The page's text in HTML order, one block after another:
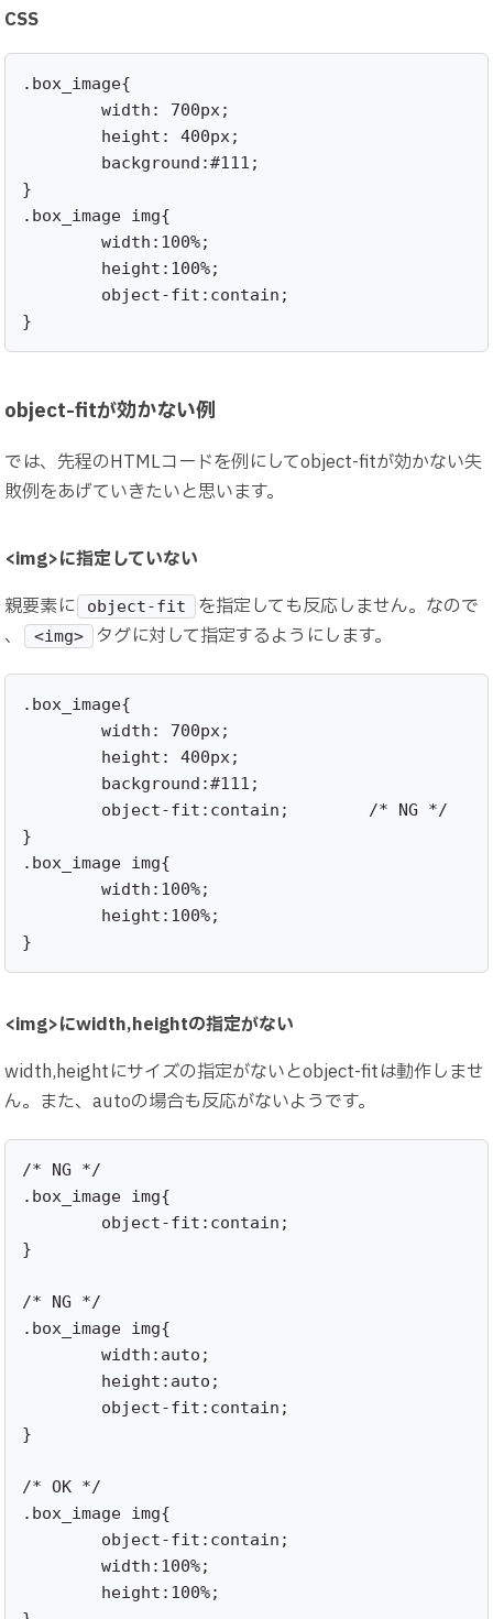
CSS
.box_image{
	width: 700px;
}
.box_image img{
	width:100%;
}
object-fitが効かない例
では、先程のHTMLコードを例にしてobject-fitが効かない失
敗例をあげていきたいと思います。
<img>に指定していない
親要素に
object-fit
を指定しても反応しません。なので
、
<img> タグに対して指定するようにします。
.box_image{
	width: 700px;
}
.box_image img{
	width:100%;
}
<img>にwidth,heightの指定がない
width,heightにサイズの指定がないとobject-fitは動作しませ
ん。また、autoの場合も反応がないようです。
/* NG */
.box_image img{
}
/* NG */
.box_image img{
	width:auto;
}
/* OK */
.box_image img{
	width:100%;